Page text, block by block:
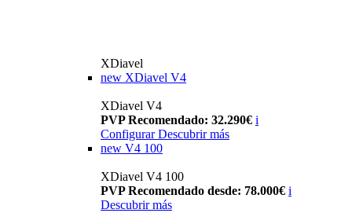
XDiavel
new XDiavel V4
XDiavel V4
PVP Recomendado: 32.290€ i
Configurar Descubrir más
new V4 100
XDiavel V4 100
PVP Recomendado desde: 78.000€ i
Descubrir más